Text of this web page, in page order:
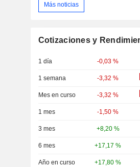
Más noticias
Cotizaciones y
1 día -0,03 %
1 semana -3,32 %
Mes en curso -3,32 %
1 mes -1,50 %
3 mes +8,20 %
6 mes +17,17 %
Año en curso +17,80 %